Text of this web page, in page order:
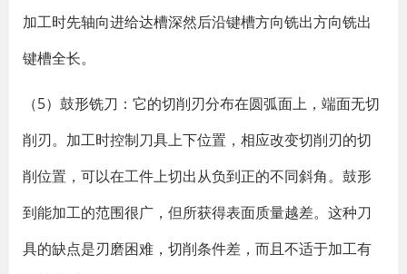
加工时先轴向进给达槽深然后沿键槽方向铣出方向铣出
键槽全长。
（5）鼓形铣刀：它的切削刃分布在圆弧面上，端面无切
削刃。加工时控制刀具上下位置，相应改变切削刃的切
削位置，可以在工件上切出从负到正的不同斜角。鼓形
到能加工的范围很广，但所获得表面质量越差。这种刀
具的缺点是刃磨困难，切削条件差，而且不适于加工有